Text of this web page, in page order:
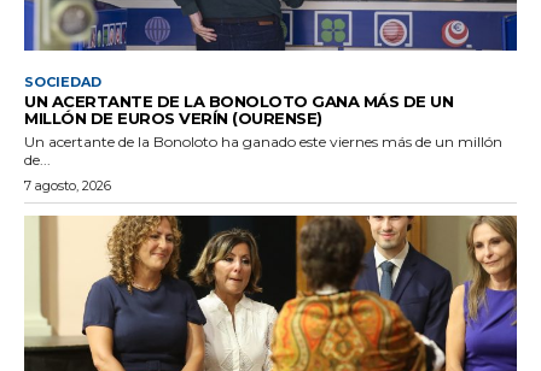
SOCIEDAD
UN ACERTANTE DE LA BONOLOTO GANA MÁS DE UN
MILLÓN DE EUROS VERÍN (OURENSE)
Un acertante de la Bonoloto ha ganado este viernes más de un millón
de...
7 agosto, 2026